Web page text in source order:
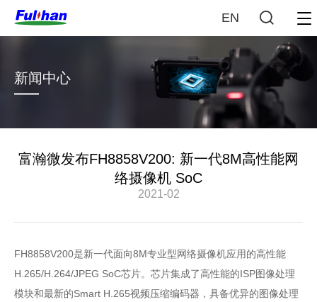
EN
新闻中心
富瀚微发布FH8858V200: 新一代8M高性能网
络摄像机 SoC
2021-02
FH8858V200是新一代面向8M专业型网络摄像机应用的高性能
H.265/H.264/JPEG SoC芯片。芯片集成了高性能的ISP图像处理
模块和最新的Smart H.265视频压缩编码器，具备优异的图像处理